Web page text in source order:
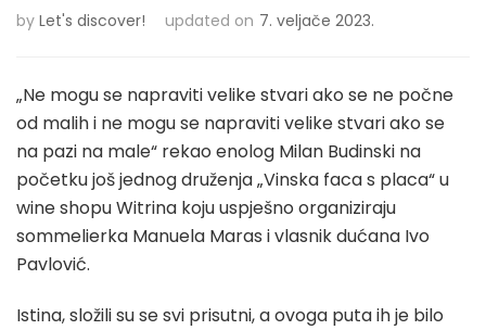
by Let's discover! updated on 7. veljače 2023.
„Ne mogu se napraviti velike stvari ako se ne počne
od malih i ne mogu se napraviti velike stvari ako se
na pazi na male“ rekao enolog Milan Budinski na
početku još jednog druženja „Vinska faca s placa“ u
wine shopu Witrina koju uspješno organiziraju
sommelierka Manuela Maras i vlasnik dućana Ivo
Pavlović.
Istina, složili su se svi prisutni, a ovoga puta ih je bilo